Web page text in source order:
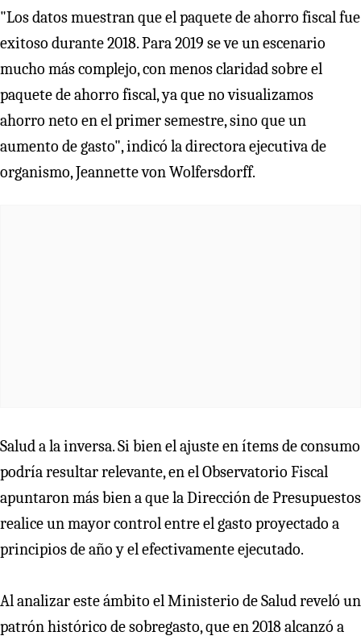
"Los datos muestran que el paquete de ahorro fiscal fue
exitoso durante 2018. Para 2019 se ve un escenario
mucho más complejo, con menos claridad sobre el
paquete de ahorro fiscal, ya que no visualizamos
ahorro neto en el primer semestre, sino que un
aumento de gasto", indicó la directora ejecutiva de
organismo, Jeannette von Wolfersdorff.
Salud a la inversa. Si bien el ajuste en ítems de consumo
podría resultar relevante, en el Observatorio Fiscal
apuntaron más bien a que la Dirección de Presupuestos
realice un mayor control entre el gasto proyectado a
principios de año y el efectivamente ejecutado.
Al analizar este ámbito el Ministerio de Salud reveló un
patrón histórico de sobregasto, que en 2018 alcanzó a